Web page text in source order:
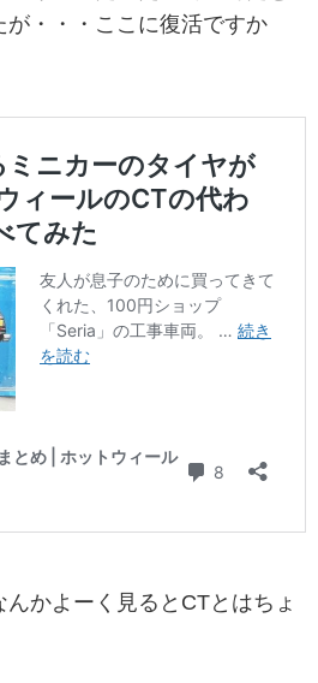
が・・・ここに復活ですか
んかよーく見るとCTとはちょ